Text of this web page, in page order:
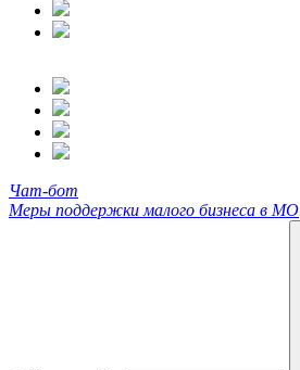
Чат-бот
Меры поддержки малого бизнеса в МО